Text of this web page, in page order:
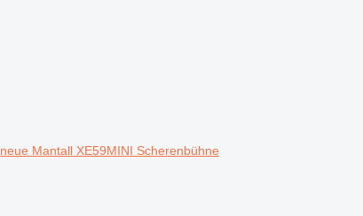
neue Mantall XE59MINI Scherenbühne